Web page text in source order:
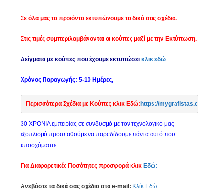
Σε όλα μας τα προϊόντα εκτυπώνουμε τα δικά σας σχέδια.
Στις τιμές συμπεριλαμβάνονται οι κούπες μαζί με την Εκτύπωση.
Δείγματα με κούπες που έχουμε εκτυπώσει κλικ εδώ
Χρόνος Παραγωγής: 5-10 Ημέρες,
Περισσότερα Σχέδια με Κούπες κλικ Εδώ: https://mygrafistas.com/
30 ΧΡΟΝΙΑ εμπειρίας σε συνδυσμό με τον τεχνολογικό μας
εξοπλισμό προσπαθούμε να παραδίδουμε πάντα αυτό που
υποσχόμαστε.
Για Διαφορετικές Ποσότητες προσφορά κλικ Εδώ:
Ανεβάστε τα δικά σας σχέδια στο e-mail: Κλίκ Εδώ